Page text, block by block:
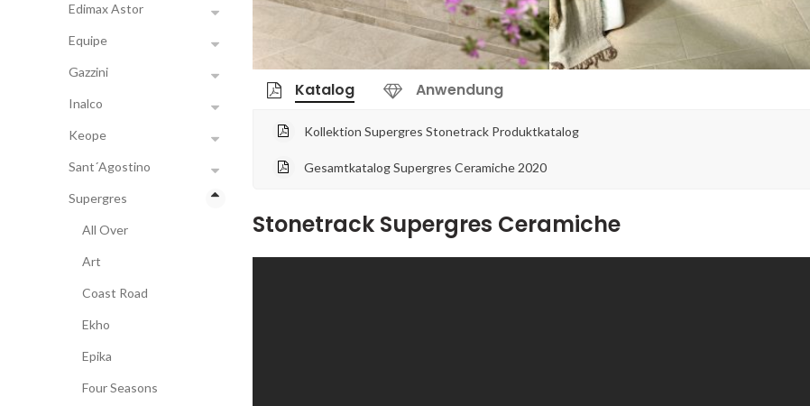
Katalog Anwendung
Kollektion Supergres Stonetrack Produktkatalog
Gesamtkatalog Supergres Ceramiche 2020
Stonetrack Supergres Ceramiche
Edimax Astor
Equipe
Gazzini
Inalco
Keope
Sant´Agostino
Supergres
All Over
Art
Coast Road
Ekho
Epika
Four Seasons